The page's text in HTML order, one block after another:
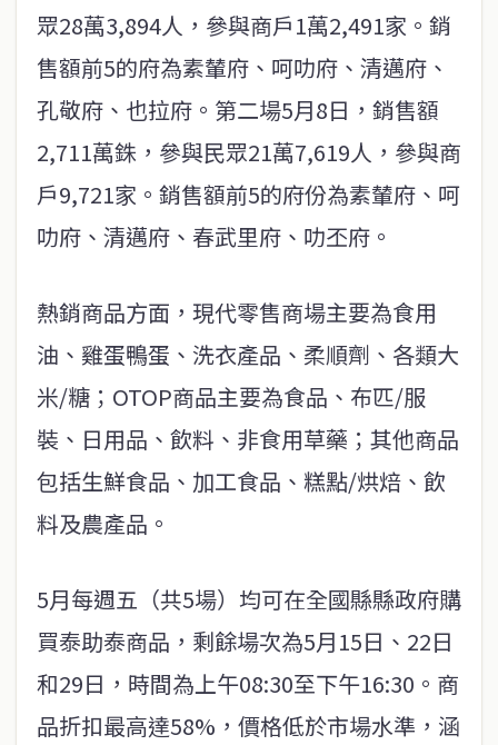
眾28萬3,894人，參與商戶1萬2,491家。銷
售額前5的府為素輦府、呵叻府、清邁府、
孔敬府、也拉府。第二場5月8日，銷售額
2,711萬銖，參與民眾21萬7,619人，參與商
戶9,721家。銷售額前5的府份為素輦府、呵
叻府、清邁府、春武里府、叻丕府。
熱銷商品方面，現代零售商場主要為食用
油、雞蛋鴨蛋、洗衣產品、柔順劑、各類大
米/糖；OTOP商品主要為食品、布匹/服
裝、日用品、飲料、非食用草藥；其他商品
包括生鮮食品、加工食品、糕點/烘焙、飲
料及農產品。
5月每週五（共5場）均可在全國縣縣政府購
買泰助泰商品，剩餘場次為5月15日、22日
和29日，時間為上午08:30至下午16:30。商
品折扣最高達58%，價格低於市場水準，涵